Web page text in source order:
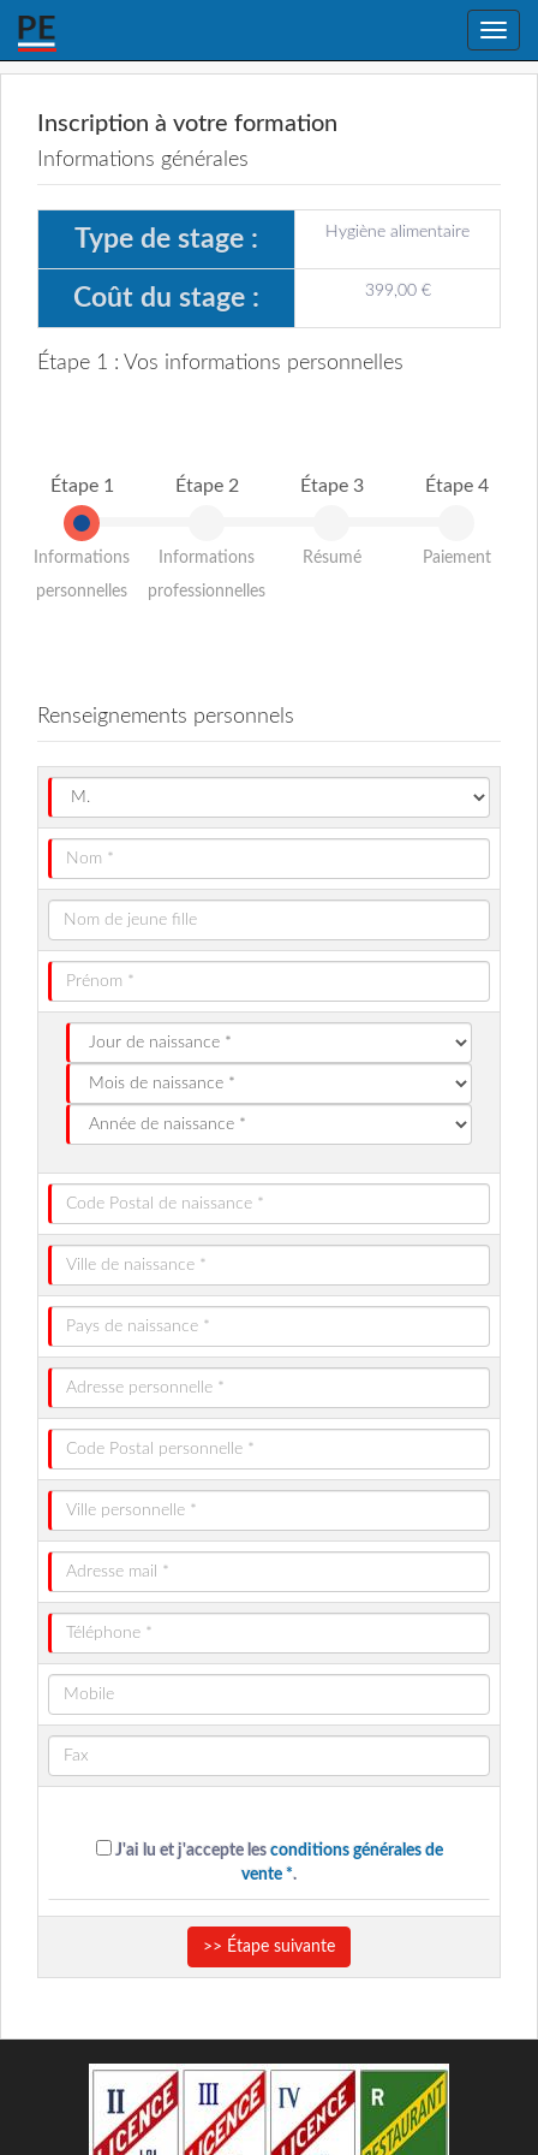
Toggle
Inscription à votre formation
Informations générales
Type de stage : Hygiène alimentaire
Coût du stage : 399,00 €
Étape 1 : Vos informations personnelles
Étape 1
Informations
personnelles
Étape 2
Informations
professionnelles
Étape 3
Résumé
Étape 4
Paiement
Renseignements personnels
J'ai lu et j'accepte les conditions générales de
vente *.
>> Étape suivante